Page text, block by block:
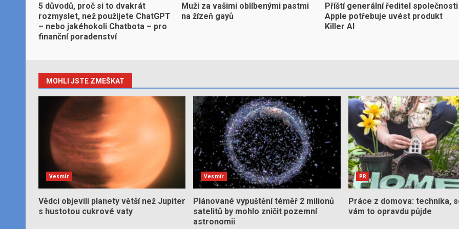
5 důvodů, proč si to dvakrát
rozmyslet, než použijete ChatGPT
– nebo jakéhokoli Chatbota – pro
finanční poradenství
Muži za vašimi oblíbenými pastmi
na žízeň gayů
Příští generální ředitel společnosti
Apple potřebuje uvést produkt
Killer AI
MOHLI JSTE ZMEŠKAT
Vesmír
Vědci objevili planety větší než Jupiter
s hustotou cukrové vaty
Vesmír
Plánované vypuštění téměř 2 milionů
satelitů by mohlo zničit pozemní
astronomii
PR
Práce z domova: technika,
vám to opravdu půjde